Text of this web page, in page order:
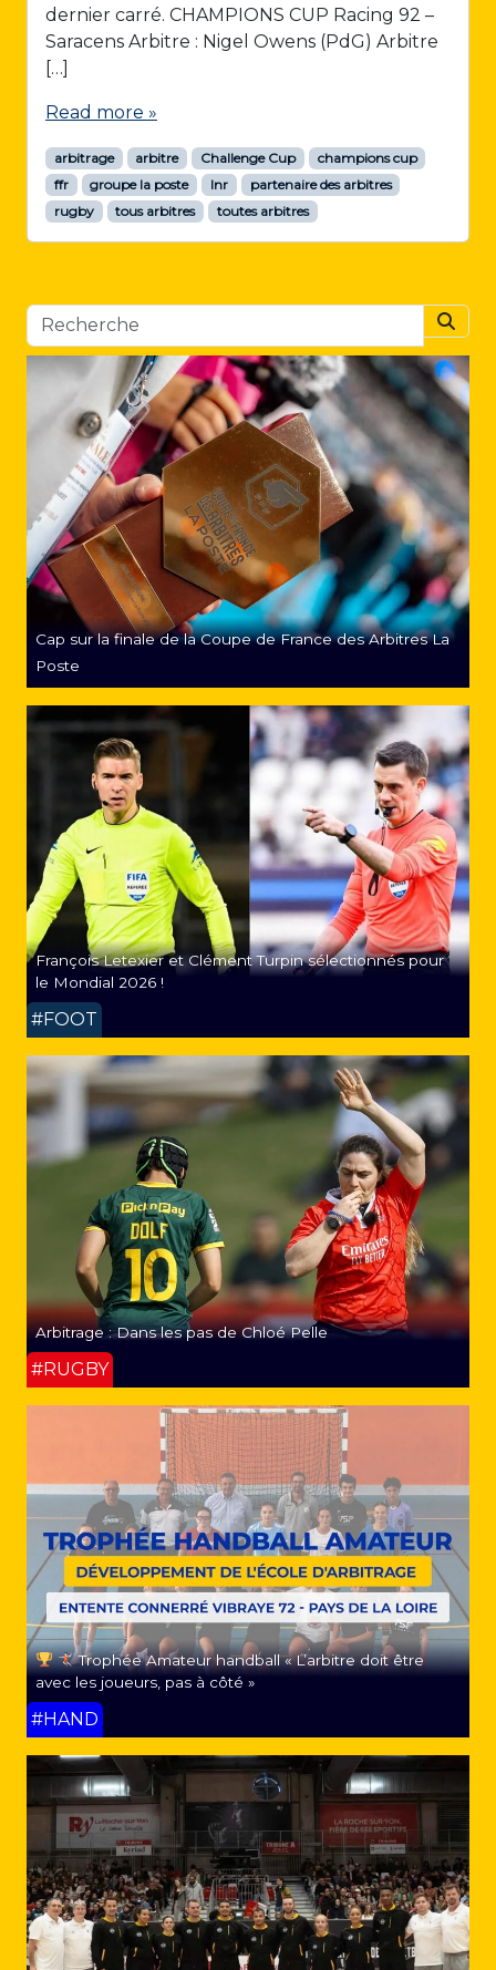
dernier carré. CHAMPIONS CUP Racing 92 –
Saracens Arbitre : Nigel Owens (PdG) Arbitre
[…]
Read more »
arbitrage arbitre Challenge Cup
champions cup
ffr
groupe la poste lnr
partenaire des arbitres
rugby
tous arbitres toutes arbitres
Cap sur la finale de la Coupe de France des Arbitres La
Poste
François Letexier et Clément Turpin sélectionnés pour
le Mondial 2026 !
#FOOT
Arbitrage : Dans les pas de Chloé Pelle
#RUGBY
Trophée Amateur handball « L’arbitre doit être
avec les joueurs, pas à côté »
#HAND